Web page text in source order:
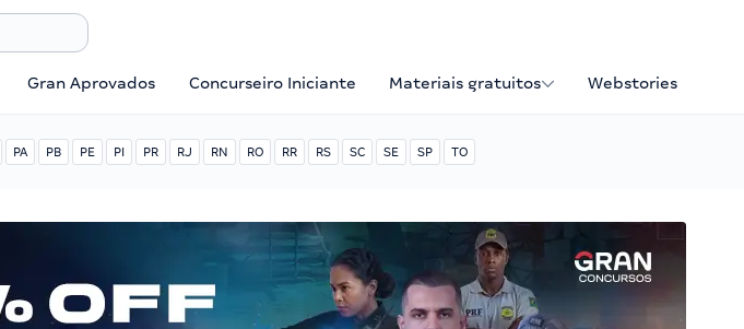
Gran Aprovados Concurseiro Iniciante Materiais gratuitos Webstories
PA PB PE PI PR RJ RN RO RR RS SC SE SP TO